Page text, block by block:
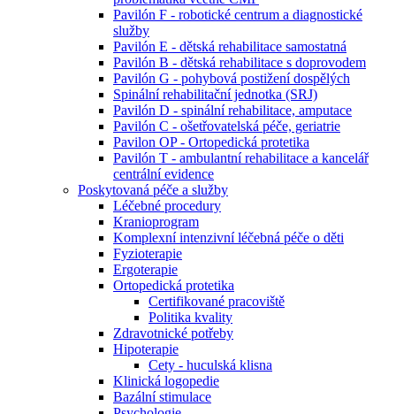
Pavilón F - robotické centrum a diagnostické
služby
Pavilón E - dětská rehabilitace samostatná
Pavilón B - dětská rehabilitace s doprovodem
Pavilón G - pohybová postižení dospělých
Spinální rehabilitační jednotka (SRJ)
Pavilón D - spinální rehabilitace, amputace
Pavilón C - ošetřovatelská péče, geriatrie
Pavilon OP - Ortopedická protetika
Pavilón T - ambulantní rehabilitace a kancelář
centrální evidence
Poskytovaná péče a služby
Léčebné procedury
Kranioprogram
Komplexní intenzivní léčebná péče o děti
Fyzioterapie
Ergoterapie
Ortopedická protetika
Certifikované pracoviště
Politika kvality
Zdravotnické potřeby
Hipoterapie
Cety - huculská klisna
Klinická logopedie
Bazální stimulace